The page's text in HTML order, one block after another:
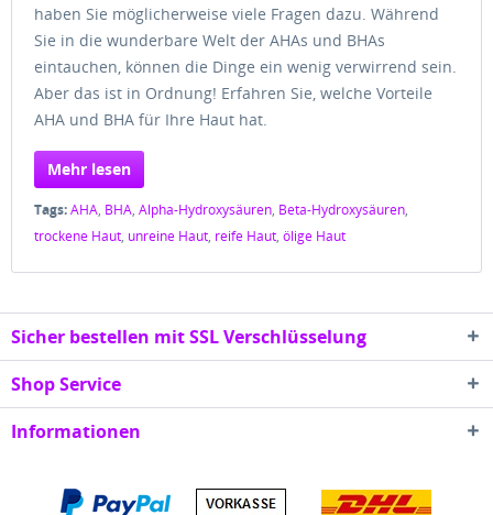
haben Sie möglicherweise viele Fragen dazu. Während
Sie in die wunderbare Welt der AHAs und BHAs
eintauchen, können die Dinge ein wenig verwirrend sein.
Aber das ist in Ordnung! Erfahren Sie, welche Vorteile
AHA und BHA für Ihre Haut hat.
Mehr lesen
Tags:AHA, BHA, Alpha-Hydroxysäuren, Beta-Hydroxysäuren,
trockene Haut, unreine Haut, reife Haut, ölige Haut
Sicher bestellen mit SSL Verschlüsselung
Shop Service
Informationen